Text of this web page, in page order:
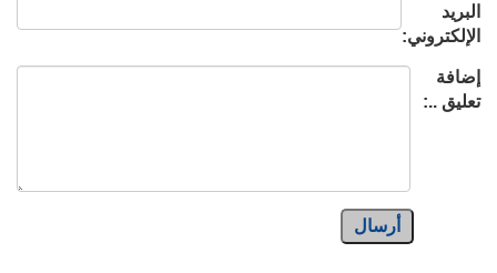
البريد
الإلكتروني:
إضافة
تعليق ..:
أرسال